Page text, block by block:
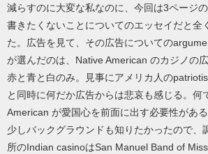
減らすのに大変な私なのに、今回は3ページ
書きたくないことについてのエッセイだと全
た。広告を見て、その広告についての
が選んだのは、Native American のカジノの
赤と青と白のみ。見事にアメリカ人の
と同時に何だか広告からは悲哀も感じる。何
American が愛国心を前面に出す必要性がある
少しバックグラウンドも知りたかったので、
所のIndian casinoはSan Manuel Band of